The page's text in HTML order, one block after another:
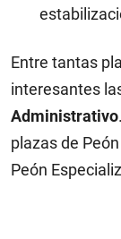
Entre tantas
interesantes
Administrativo
plazas de
Peón